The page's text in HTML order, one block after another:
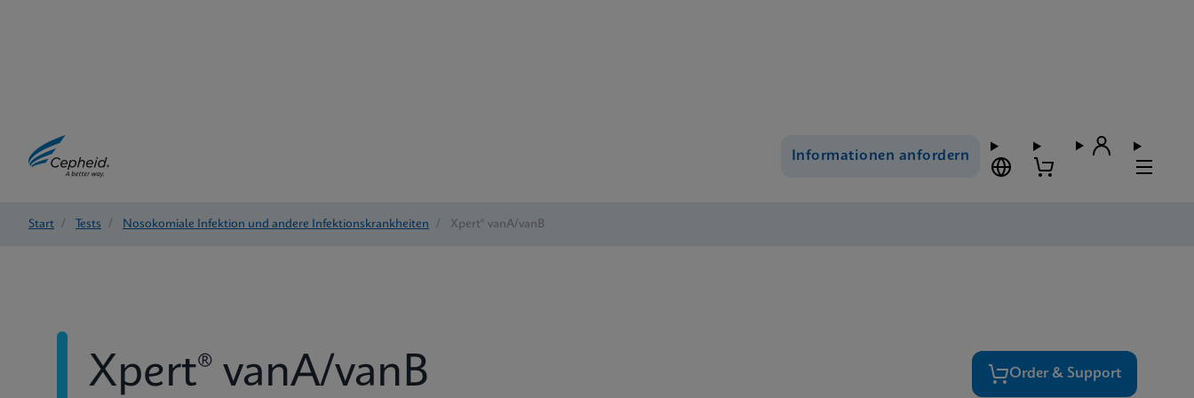
Informationen anfordern
Start / Tests / Nosokomiale Infektion und andere Infektionskrankheiten / Xpert® vanA/vanB
Xpert® vanA/vanB Order & Support